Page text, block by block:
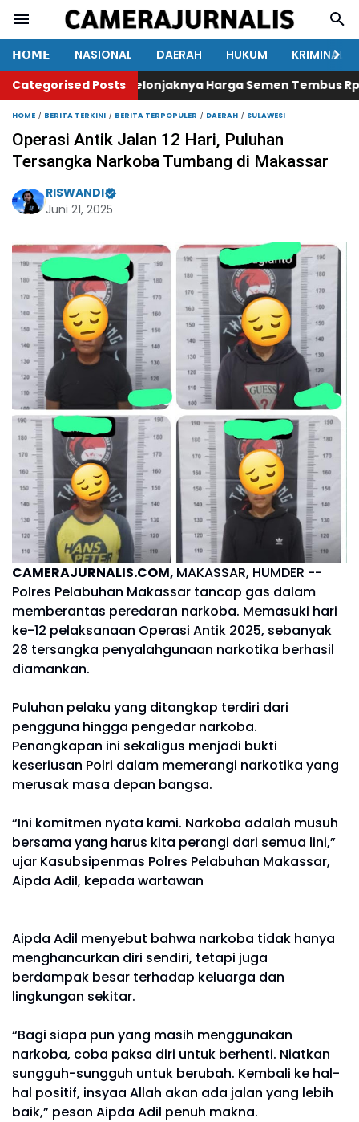
𝗛𝗢𝗠𝗘 NASIONAL DAERAH HUKUM
KRIMINAL
Categorised PostsMelonjaknya Harga Semen Tembus Rp120
HOME BERITA TERKINI BERITA TERPOPULER DAERAH SULAWESI
Operasi Antik Jalan 12 Hari, Puluhan
Tersangka Narkoba Tumbang di Makassar
RISWANDI
Juni 21, 2025
CAMERAJURNALIS.COM, MAKASSAR, HUMDER --
Polres Pelabuhan Makassar tancap gas dalam
memberantas peredaran narkoba. Memasuki hari
ke-12 pelaksanaan Operasi Antik 2025, sebanyak
28 tersangka penyalahgunaan narkotika berhasil
diamankan.
Puluhan pelaku yang ditangkap terdiri dari
pengguna hingga pengedar narkoba.
Penangkapan ini sekaligus menjadi bukti
keseriusan Polri dalam memerangi narkotika yang
merusak masa depan bangsa.
“Ini komitmen nyata kami. Narkoba adalah musuh
bersama yang harus kita perangi dari semua lini,”
ujar Kasubsipenmas Polres Pelabuhan Makassar,
Aipda Adil, kepada wartawan
Aipda Adil menyebut bahwa narkoba tidak hanya
menghancurkan diri sendiri, tetapi juga
berdampak besar terhadap keluarga dan
lingkungan sekitar.
“Bagi siapa pun yang masih menggunakan
narkoba, coba paksa diri untuk berhenti. Niatkan
sungguh-sungguh untuk berubah. Kembali ke hal-
hal positif, insyaa Allah akan ada jalan yang lebih
baik,” pesan Aipda Adil penuh makna.